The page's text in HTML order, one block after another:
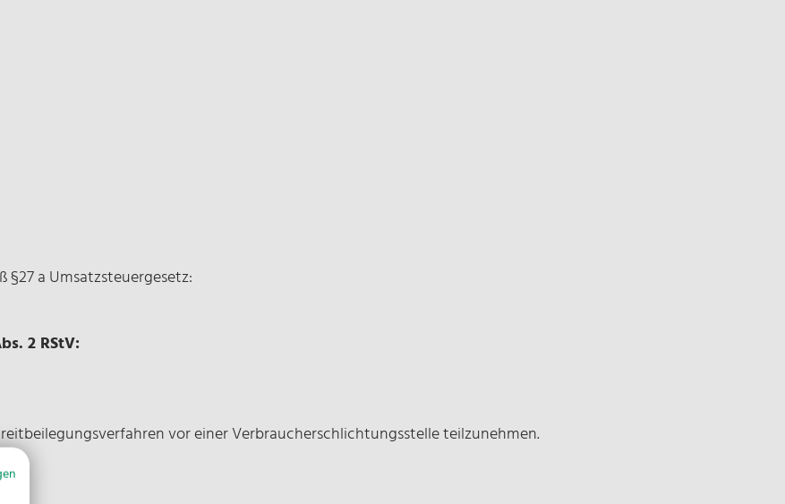
a Umsatzsteuergesetz:
2 RStV:
vor einer Verbraucherschlichtungsstelle teilzunehmen.